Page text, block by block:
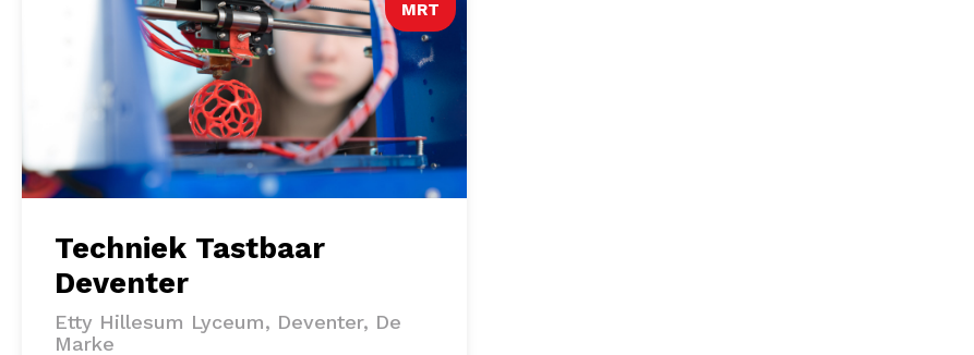
MRT
Techniek Tastbaar
Deventer
Etty Hillesum Lyceum, Deventer, De
Marke